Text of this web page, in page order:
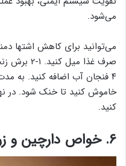
می‌شود.
می‌توانید برای کاهش اشتها
خاموش کنید تا خنک شود. در
کنید.
۶. خواص دارچین و زردچوبه برای لاغری